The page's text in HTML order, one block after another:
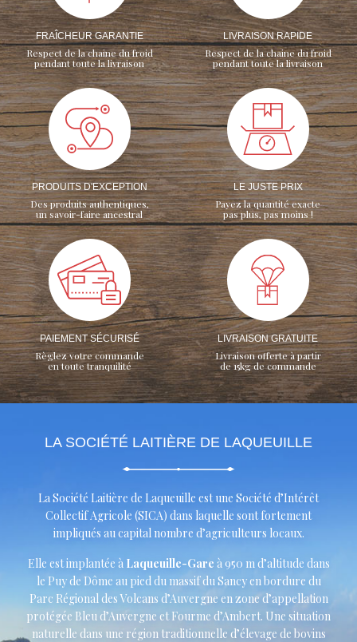
FRAÎCHEUR GARANTIE
Respect de la chaine du froid
pendant toute la livraison
LIVRAISON RAPIDE
Respect de la chaine du froid
pendant toute la livraison
PRODUITS D'EXCEPTION
Des produits authentiques,
un savoir-faire ancestral
LE JUSTE PRIX
Payez la quantité exacte
pas plus, pas moins !
PAIEMENT SÉCURISÉ
Règlez votre commande
en toute tranquilité
LIVRAISON GRATUITE
Livraison offerte à partir
de 15kg de commande
LA SOCIÉTÉ LAITIÈRE DE LAQUEUILLE
La Société Laitière de Laqueuille est une Société d’Intérêt
Collectif Agricole (SICA) dans laquelle sont fortement
impliqués au capital nombre d’agriculteurs locaux.
Elle est implantée à Laqueuille-Gare à 950 m d’altitude dans
le Puy de Dôme au pied du massif du Sancy en bordure du
Parc Régional des Volcans d’Auvergne en zone d’appellation
protégée Bleu d’Auvergne et Fourme d’Ambert. Une situation
naturelle dans une région traditionnelle d’élevage de bovins